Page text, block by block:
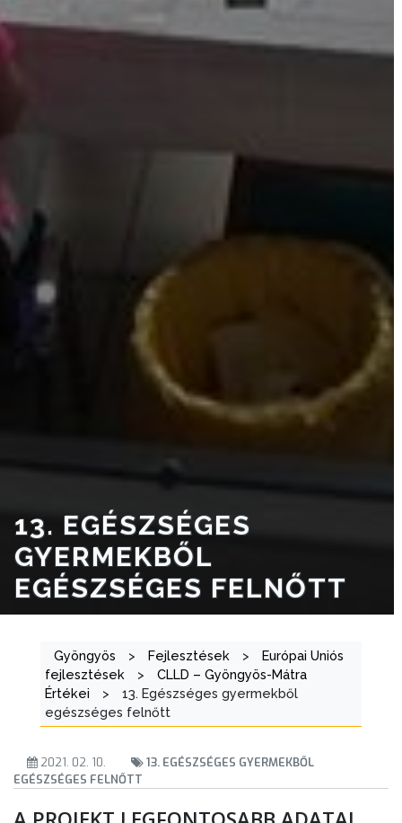
TESTÜLET
AZ
CÉGEK
ÉS
INTÉZMÉNYEK
NYOMTATVÁNYOK
KISTÉRSÉG
GEOTERM-
GYÖNGYÖS
13. EGÉSZSÉGES
GYERMEKBŐL
EGÉSZSÉGES FELNŐTT
Gyöngyös > Fejlesztések >
Európai Uniós
fejlesztések
>
CLLD – Gyöngyös-Mátra
Értékei
>
13. Egészséges gyermekből
egészséges felnőtt
2021. 02. 10.
13. EGÉSZSÉGES GYERMEKBŐL
EGÉSZSÉGES FELNŐTT